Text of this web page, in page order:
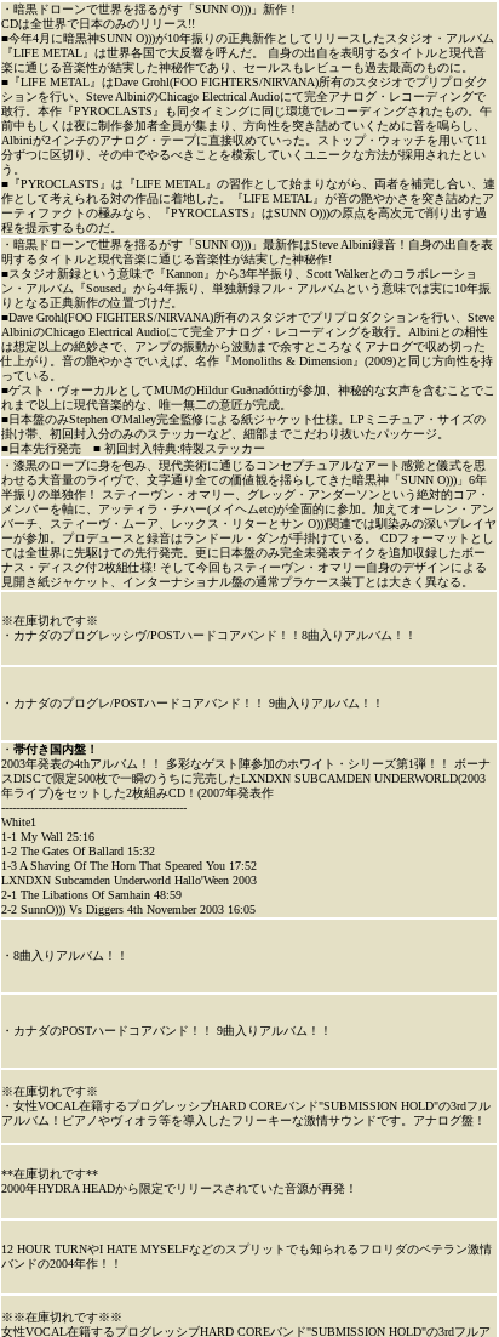
・暗黒ドローンで世界を揺るがす「SUNN O)))」新作！
CDは全世界で日本のみのリリース!!
■今年4月に暗黒神SUNN O)))が10年振りの正典新作としてリリースしたスタジオ・アルバム
『LIFE METAL』は世界各国で大反響を呼んだ。 自身の出自を表明するタイトルと現代音
楽に通じる音楽性が結実した神秘作であり、セールスもレビューも過去最高のものに。
■『LIFE METAL』はDave Grohl(FOO FIGHTERS/NIRVANA)所有のスタジオでプリプロダク
ションを行い、Steve AlbiniのChicago Electrical Audioにて完全アナログ・レコーディングで
敢行。本作『PYROCLASTS』も同タイミングに同じ環境でレコーディングされたもの。午
前中もしくは夜に制作参加者全員が集まり、方向性を突き詰めていくために音を鳴らし、
Albiniが2インチのアナログ・テープに直接収めていった。ストップ・ウォッチを用いて11
分ずつに区切り、その中でやるべきことを模索していくユニークな方法が採用されたとい
う。
■『PYROCLASTS』は『LIFE METAL』の習作として始まりながら、両者を補完し合い、連
作として考えられる対の作品に着地した。『LIFE METAL』が音の艶やかさを突き詰めたア
ーティファクトの極みなら、『PYROCLASTS』はSUNN O)))の原点を高次元で削り出す過
程を提示するものだ。
・暗黒ドローンで世界を揺るがす「SUNN O)))」最新作はSteve Albini録音！自身の出自を表
明するタイトルと現代音楽に通じる音楽性が結実した神秘作!
■スタジオ新録という意味で『Kannon』から3年半振り、Scott Walkerとのコラボレーショ
ン・アルバム『Soused』から4年振り、単独新録フル・アルバムという意味では実に10年振
りとなる正典新作の位置づけだ。
■Dave Grohl(FOO FIGHTERS/NIRVANA)所有のスタジオでプリプロダクションを行い、Steve
AlbiniのChicago Electrical Audioにて完全アナログ・レコーディングを敢行。Albiniとの相性
は想定以上の絶妙さで、アンプの振動から波動まで余すところなくアナログで収め切った
仕上がり。音の艶やかさでいえば、名作『Monoliths & Dimension』(2009)と同じ方向性を持
っている。
■ゲスト・ヴォーカルとしてMUMのHildur Guðnadóttirが参加、神秘的な女声を含むことでこ
れまで以上に現代音楽的な、唯一無二の意匠が完成。
■日本盤のみStephen O'Malley完全監修による紙ジャケット仕様。LPミニチュア・サイズの
掛け帯、初回封入分のみのステッカーなど、細部までこだわり抜いたパッケージ。
■日本先行発売 ■ 初回封入特典:特製ステッカー
・漆黒のローブに身を包み、現代美術に通じるコンセプチュアルなアート感覚と儀式を思
わせる大音量のライヴで、文字通り全ての価値観を揺らしてきた暗黒神「SUNN O)))」6年
半振りの単独作！ スティーヴン・オマリー、グレッグ・アンダーソンという絶対的コア・
メンバーを軸に、アッティラ・チハー(メイヘムetc)が全面的に参加。加えてオーレン・アン
バーチ、スティーヴ・ムーア、レックス・リターとサン O)))関連では馴染みの深いプレイヤ
ーが参加。プロデュースと録音はランドール・ダンが手掛けている。 CDフォーマットとし
ては全世界に先駆けての先行発売。更に日本盤のみ完全未発表テイクを追加収録したボー
ナス・ディスク付2枚組仕様! そして今回もスティーヴン・オマリー自身のデザインによる
見開き紙ジャケット、インターナショナル盤の通常プラケース装丁とは大きく異なる。
※在庫切れです※
・カナダのプログレッシヴ/POSTハードコアバンド！！8曲入りアルバム！！
・カナダのプログレ/POSTハードコアバンド！！ 9曲入りアルバム！！
・ 帯付き国内盤！
2003年発表の4thアルバム！！ 多彩なゲスト陣参加のホワイト・シリーズ第1弾！！ ボーナ
スDISCで限定500枚で一瞬のうちに完売したLXNDXN SUBCAMDEN UNDERWORLD(2003
年ライブ)をセットした2枚組みCD！(2007年発表作
---------------------------------------------------
White1
1-1 My Wall 25:16
1-2 The Gates Of Ballard 15:32
1-3 A Shaving Of The Horn That Speared You 17:52
LXNDXN Subcamden Underworld Hallo'Ween 2003
2-1 The Libations Of Samhain 48:59
2-2 SunnO))) Vs Diggers 4th November 2003 16:05
・8曲入りアルバム！！
・カナダのPOSTハードコアバンド！！ 9曲入りアルバム！！
※在庫切れです※
・女性VOCAL在籍するプログレッシブHARD COREバンド"SUBMISSION HOLD"の3rdフル
アルバム！ピアノやヴィオラ等を導入したフリーキーな激情サウンドです。アナログ盤！
**在庫切れです**
2000年HYDRA HEADから限定でリリースされていた音源が再発！
12 HOUR TURNやI HATE MYSELFなどのスプリットでも知られるフロリダのベテラン激情
バンドの2004年作！！
※※在庫切れです※※
女性VOCAL在籍するプログレッシブHARD COREバンド"SUBMISSION HOLD"の3rdフルア